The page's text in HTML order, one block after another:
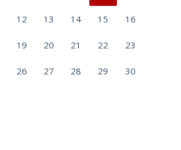
12 13 14 15 16
19 20 21 22 23
26 27 28 29 30